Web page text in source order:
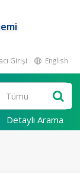
Girişi English
Detaylı Arama